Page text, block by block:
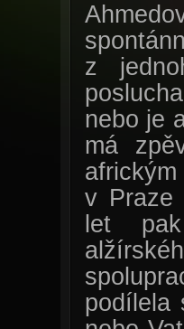
z
nebo je
má
v Praze
let
podílela